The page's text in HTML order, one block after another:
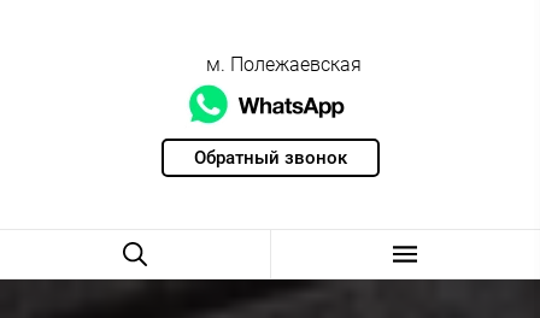
Обратный звонок
м. Полежаевская